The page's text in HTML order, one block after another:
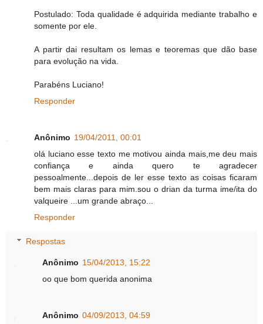
Postulado: Toda qualidade é adquirida mediante trabalho e
somente por ele.
A partir dai resultam os lemas e teoremas que dão base
para evolução na vida.
Parabéns Luciano!
Responder
Anônimo 19/04/2011, 00:01
olá luciano esse texto me motivou ainda mais,me deu mais
confiança e ainda quero te agradecer
pessoalmente...depois de ler esse texto as coisas ficaram
bem mais claras para mim.sou o drian da turma ime/ita do
valqueire ...um grande abraço...
Responder
Respostas
Anônimo 15/04/2013, 15:22
oo que bom querida anonima
Anônimo 04/09/2013, 04:59